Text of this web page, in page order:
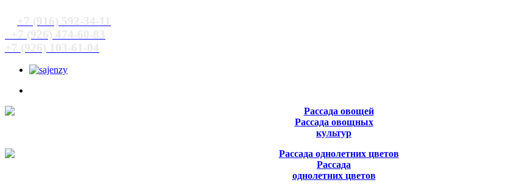
Рассада овощных
культур
Рассада
однолетних цветов